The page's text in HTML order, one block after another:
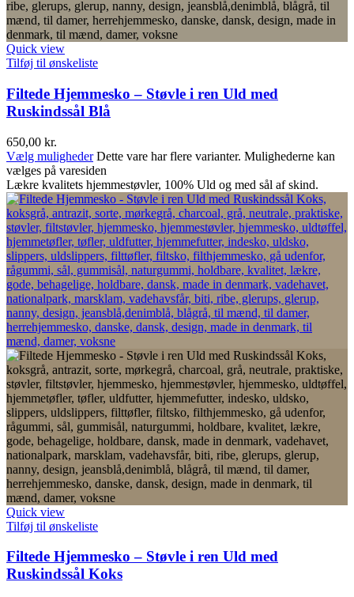
Quick view
Tilføj til ønskeliste
Filtede Hjemmesko – Støvle i ren Uld med
Ruskindssål Blå
650,00 kr.
Vælg muligheder Dette vare har flere varianter. Mulighederne kan
vælges på varesiden
Lækre kvalitets hjemmestøvler, 100% Uld og med sål af skind.
Quick view
Tilføj til ønskeliste
Filtede Hjemmesko – Støvle i ren Uld med
Ruskindssål Koks